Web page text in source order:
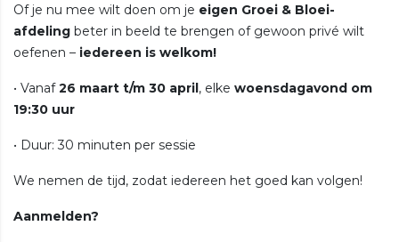
Of je nu mee wilt doen om je eigen Groei & Bloei-
afdeling beter in beeld te brengen of gewoon privé wilt
oefenen – iedereen is welkom!
• Vanaf26 maart t/m 30 april, elke woensdagavond om
19:30 uur
• Duur: 30 minuten per sessie
We nemen de tijd, zodat iedereen het goed kan volgen!
Aanmelden?